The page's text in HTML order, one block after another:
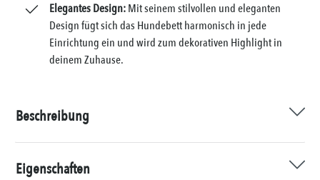
Elegantes Design:Mit seinem stilvollen und eleganten
Design fügt sich das Hundebett harmonisch in jede
Einrichtung ein und wird zum dekorativen Highlight in
deinem Zuhause.
Beschreibung
Eigenschaften